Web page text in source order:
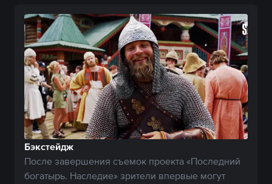
Бэкстейдж
После завершения съемок проекта «Последний
богатырь. Наследие» зрители впервые могут